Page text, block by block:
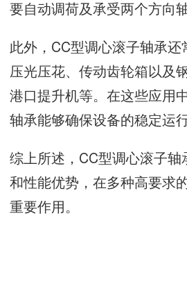
要自动调荷及承受两个方向
此外，CC型调心滚子轴承
压光压花、传动齿轮箱以及
港口提升机等。在这些应用
轴承能够确保设备的稳定运
综上所述，CC型调心滚子
和性能优势，在多种高要求
重要作用。